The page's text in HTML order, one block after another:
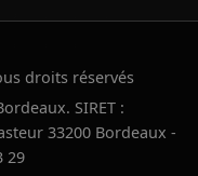
droits réservés
SIRET :
33200 Bordeaux -
29